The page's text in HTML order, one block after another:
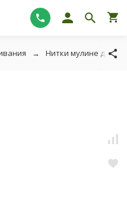
Нитки мулине для